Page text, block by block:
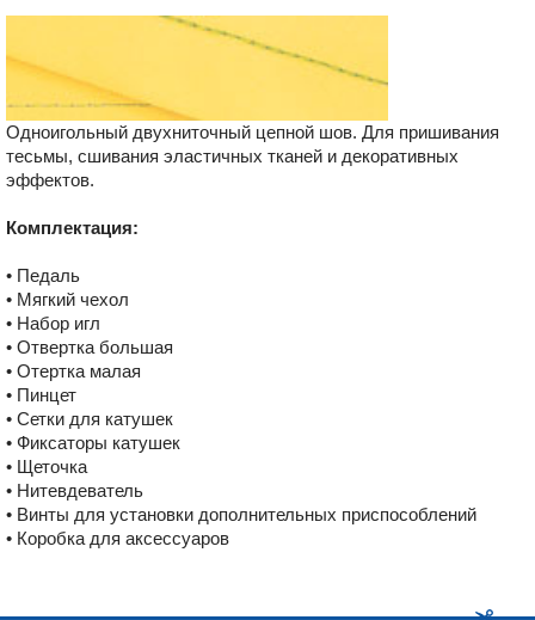
Одноигольный двухниточный цепной шов. Для пришивания
тесьмы, сшивания эластичных тканей и декоративных
эффектов.
Комплектация:
• Педаль
• Мягкий чехол
• Набор игл
• Отвертка большая
• Отертка малая
• Пинцет
• Сетки для катушек
• Фиксаторы катушек
• Щеточка
• Нитевдеватель
• Винты для установки дополнительных приспособлений
• Коробка для аксессуаров